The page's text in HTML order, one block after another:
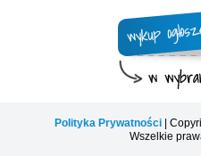
Polityka Prywatności |
Wszelkie